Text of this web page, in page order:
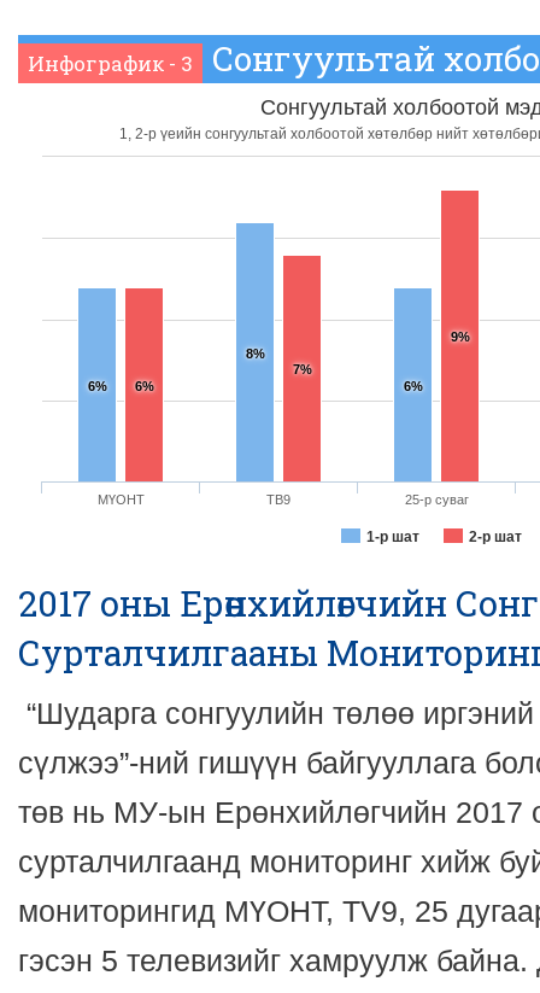
Инфографик - 3 Сонгуультай
Сонгуультай холбоотой
1, 2-р үеийн сонгуультай холбоотой хөтөлбөр нийт
6%
8%
6%
6%
7%
9%
1-р шат 2-р шат
МҮОНТ ТВ9 25-р суваг
2017 оны Ерөнхийлөгчийн
Сурталчилгааны
“Шударга сонгуулийн төлөө
сүлжээ”-ний гишүүн байгууллага
төв нь МУ-ын Ерөнхийлөгчийн 2017
сурталчилгаанд мониторинг хийж
мониторингид МҮОНТ, ТV9, 25
гэсэн 5 телевизийг хамруулж байна.